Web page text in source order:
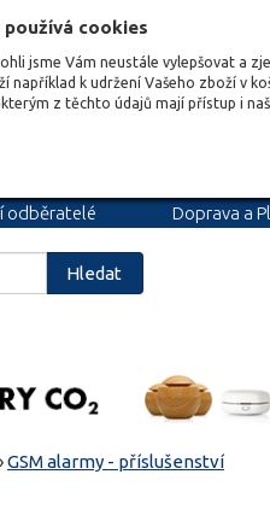
cookies
jsme Vám neustále vylepšovat a
například k udržení Vašeho zboží v
z těchto údajů mají přístup i
odběratelé Doprava a
Hledat
GSM alarmy - příslušenství